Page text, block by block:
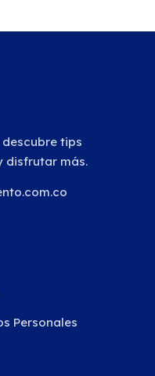
tips
disfrutar más.
Personales